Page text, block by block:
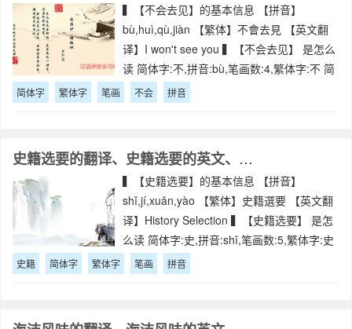
▍【不会去见】的基本信息 【拼音】
bù,huì,qù,jiàn 【繁体】不會去見 【英文翻
译】I won't see you ▍【不会去见】 是怎么
读 简体字:不,拼音:bù,笔画数:4,繁体字:不 简
体字:会,拼音:huì,笔画数:6,繁体字:會
简体字 繁体字 笔画 不会 拼音
史籍选要的翻译、史籍选要的英文、史籍选要的拼音
▍【史籍选要】的基本信息 【拼音】
shǐ,jí,xuǎn,yào 【繁体】史籍選要 【英文翻
译】History Selection ▍【史籍选要】 是怎
么读 简体字:史,拼音:shǐ,笔画数:5,繁体字:史
简体字:籍,拼音:jí,笔画数:20,繁体字
史籍 简体字 繁体字 笔画 拼音